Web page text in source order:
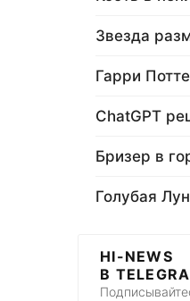
Гарри
Бризер в
Голубая
HI-NEWS
В